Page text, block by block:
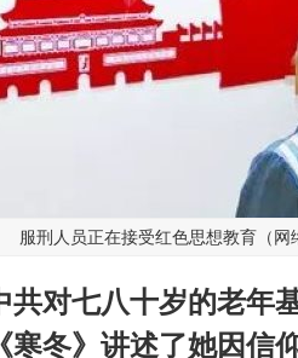
服刑人员正在接受红色思想教育（网
共对七八十岁的老年
冬》讲述了她因信